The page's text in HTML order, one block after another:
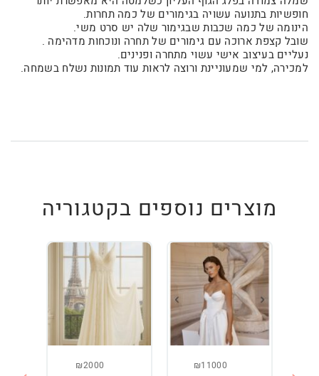
חופשיות בתנועה עשויה בגימורים של כמה תחרות.
הינומה של כמה שכבות שבגימור שלה יש סרט משי.
שובל קצפת ארוכה עם גימורים של תחרה ונוכחות מדהימה .
נעליים בעיצוב אישי עשוי מתחרה ופנינים.
למכירה, למי שמעוניינת ורוצה לראות עוד תמונות נשלח בשמחה.
מוצרים נוספים בקטגוריה
₪11000
₪2000